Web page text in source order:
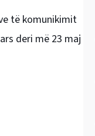
të komunikimit
deri më 23 maj